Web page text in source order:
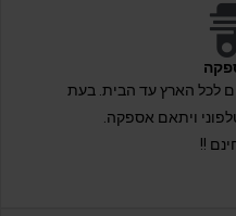
6-19 ימי עסקים לכל הארץ עד הבית. בעת
ויתאם אספקה.
!!